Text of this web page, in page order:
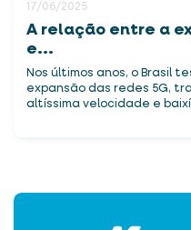
17/06/2025
A relação entre a
e...
Nos últimos anos, o Brasil
expansão das redes 5G,
altíssima velocidade e